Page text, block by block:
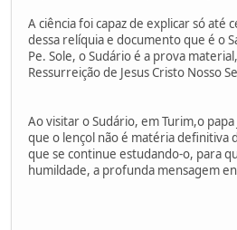
A ciência foi capaz de explicar só
dessa relíquia e documento que é o
Pe. Sole, o Sudário é a prova
Ressurreição de Jesus Cristo Nosso
Ao visitar o Sudário, em Turim,o
que o lençol não é matéria definitiva
que se continue estudando-o, para
humildade, a profunda mensagem